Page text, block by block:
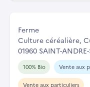
Ferme
Culture céréalière,
01960 SAINT-
100% Bio Vente aux
Vente aux particuliers